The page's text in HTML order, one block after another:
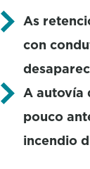
As
con
A autovía
pouco
incendio